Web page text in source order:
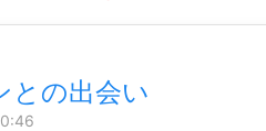
との出会い